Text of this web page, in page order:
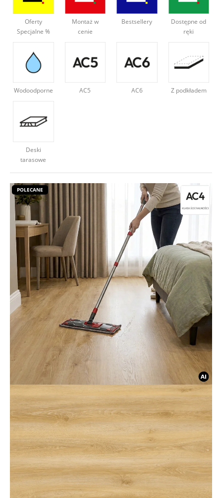
Deweloperzy
Aktualności
Oferty
Specjalne %
Montaż w
cenie
Bestsellery
Dostępne od
ręki
Wodoodporne AC5 AC6 Z podkładem
Deski
tarasowe
POLECANE